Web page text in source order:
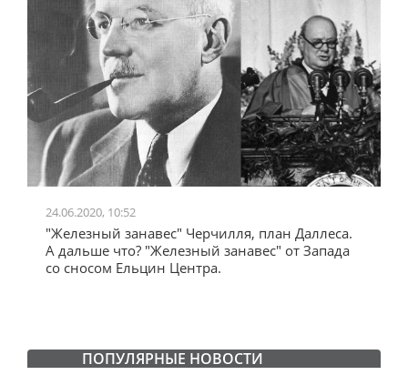
24.06.2020, 10:52
"Железный занавес" Черчилля, план Даллеса.
А дальше что? "Железный занавес" от Запада
со сносом Ельцин Центра.
ПОПУЛЯРНЫЕ НОВОСТИ